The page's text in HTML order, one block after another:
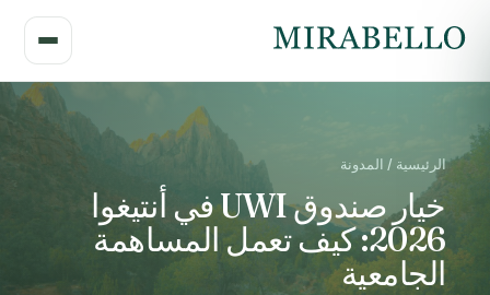
الرئيسية / المدونة
خيار صندوق UWI في أنتيغوا
2026: كيف تعمل المساهمة
الجامعية